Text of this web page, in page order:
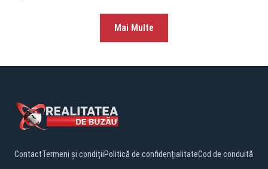
Mai Multe
ContactTermeni și condițiiPolitică de confidențialitateCod de conduită